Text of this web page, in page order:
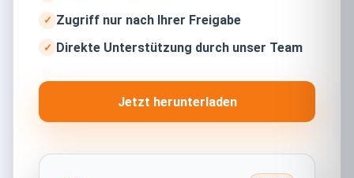
Zugriff nur nach Ihrer Freigabe
Direkte Unterstützung durch unser Team
Jetzt herunterladen